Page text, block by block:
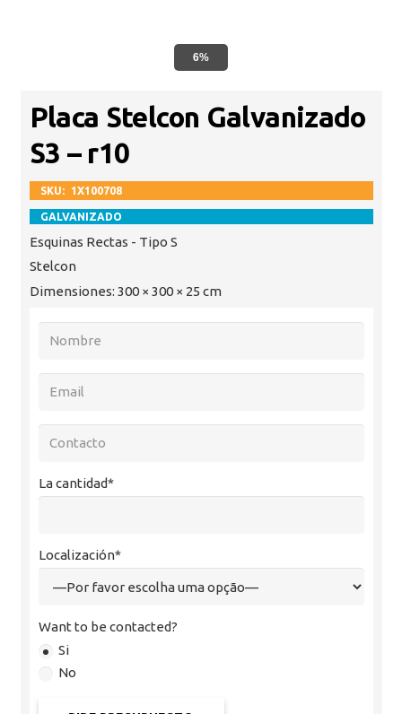
6%
Placa Stelcon Galvanizado
S3 – r10
SKU: 1X100708
GALVANIZADO
Esquinas Rectas - Tipo S
Stelcon
Dimensiones: 300 × 300 × 25 cm
La cantidad*
Localización*
Want to be contacted?
Si
No